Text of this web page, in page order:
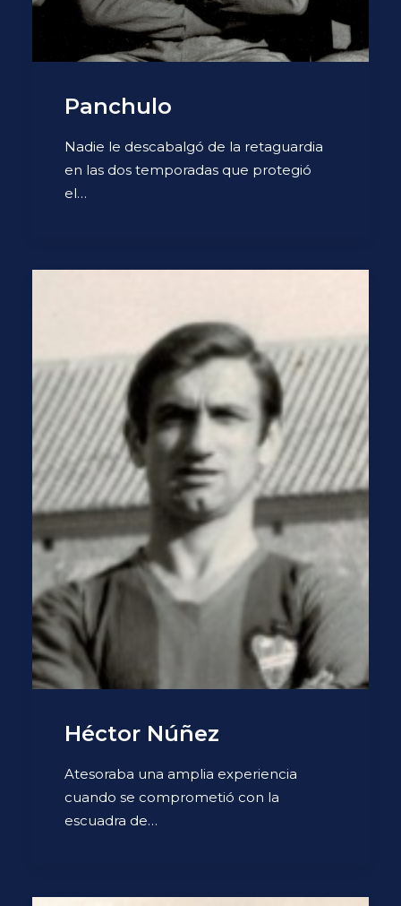
Panchulo
Nadie le descabalgó de la retaguardia
en las dos temporadas que protegió
el…
Héctor Núñez
Atesoraba una amplia experiencia
cuando se comprometió con la
escuadra de…